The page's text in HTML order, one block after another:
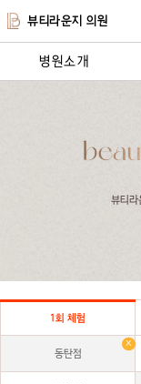
뷰티라운지 의원
병원소개
뷰티라
1회 체험
동탄점